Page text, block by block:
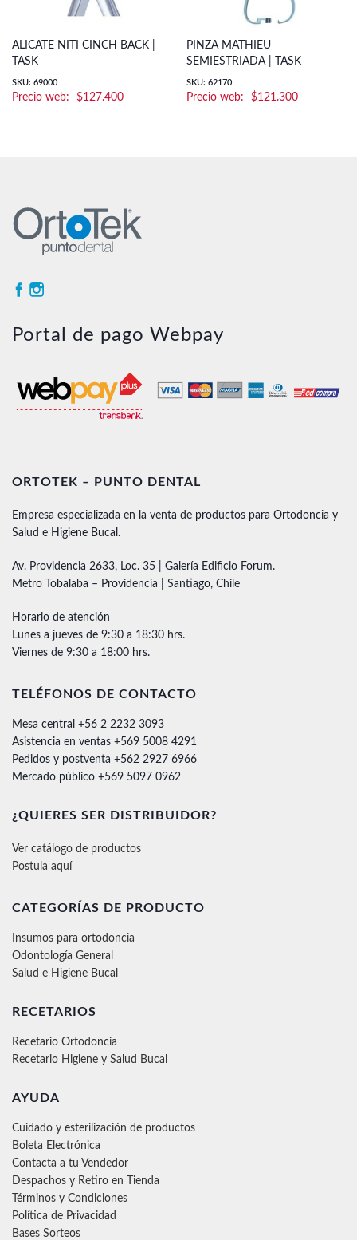
ALICATE NITI CINCH BACK |
TASK
SKU: 69000
$127.400
PINZA MATHIEU
SEMIESTRIADA | TASK
SKU: 62170
$121.300
Portal de pago Webpay
ORTOTEK – PUNTO DENTAL
Empresa especializada en la venta de productos para Ortodoncia y
Salud e Higiene Bucal.
Av. Providencia 2633, Loc. 35 | Galería Edificio Forum.
Metro Tobalaba – Providencia | Santiago, Chile
Horario de atención
Lunes a jueves de 9:30 a 18:30 hrs.
Viernes de 9:30 a 18:00 hrs.
TELÉFONOS DE CONTACTO
Mesa central +56 2 2232 3093
Asistencia en ventas +569 5008 4291
Pedidos y postventa +562 2927 6966
Mercado público +569 5097 0962
¿QUIERES SER DISTRIBUIDOR?
Ver catálogo de productos
Postula aquí
CATEGORÍAS DE PRODUCTO
Insumos para ortodoncia
Odontología General
Salud e Higiene Bucal
RECETARIOS
Recetario Ortodoncia
Recetario Higiene y Salud Bucal
AYUDA
Cuidado y esterilización de productos
Boleta Electrónica
Contacta a tu Vendedor
Despachos y Retiro en Tienda
Términos y Condiciones
Política de Privacidad
Bases Sorteos